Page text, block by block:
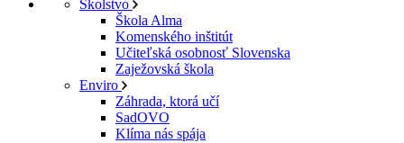
Školstvo
Škola Alma
Komenského inštitút
Učiteľská osobnosť Slovenska
Zaježovská škola
Enviro
Záhrada, ktorá učí
SadOVO
Klíma nás spája